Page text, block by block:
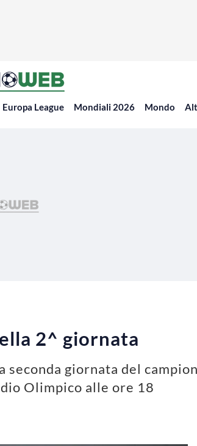
Europa League Mondiali 2026 Mondo
2^ giornata
giornata del
Olimpico alle ore 18